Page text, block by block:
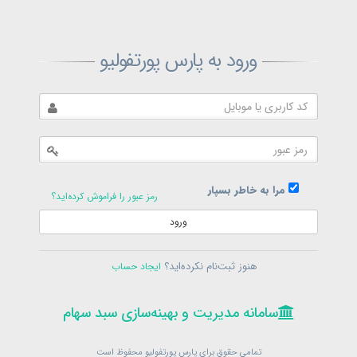
ورود به پارس پورتفولیو
مرا به خاطر بسپار
رمز عبور را فراموش کرده‌اید؟
ورود
هنوز ثبت‌نام نکرده‌اید؟ ایجاد حساب
سامانه مدیریت و بهینه‌سازی سبد سهام
تمامی حقوق برای پارس پورتفولیو محفوظ است
ثبت‌نام پارس پورتفولیو
ثبت‌نام
در حال حاضر عضو هستید؟فرم ورود
سامانه مدیریت و بهینه‌سازی سبد سهام
بازیابی رمز پارس پورتفولیو
در حال حاضر عضو هستید؟
سامانه مدیریت و بهینه‌سازی سبد سهام
تمامی حقوق برای پارس پورتفولیو محفوظ است